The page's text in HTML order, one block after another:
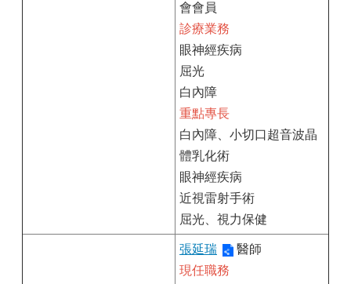
會會員
診療業務
眼神經疾病
屈光
白內障
重點專長
白內障、小切口超音波晶
體乳化術
眼神經疾病
近視雷射手術
屈光、視力保健
張延瑞
醫師
現任職務